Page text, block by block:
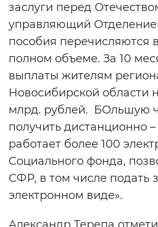
заслуги перед
управляющий
пособия перечисляются
полном объеме. За 10
выплаты жителям
Новосибирской области
млрд. рублей. БОльшую
получить дистанционно
работает более 100
Социального фонда,
СФР, в том числе подать
электронном виде».